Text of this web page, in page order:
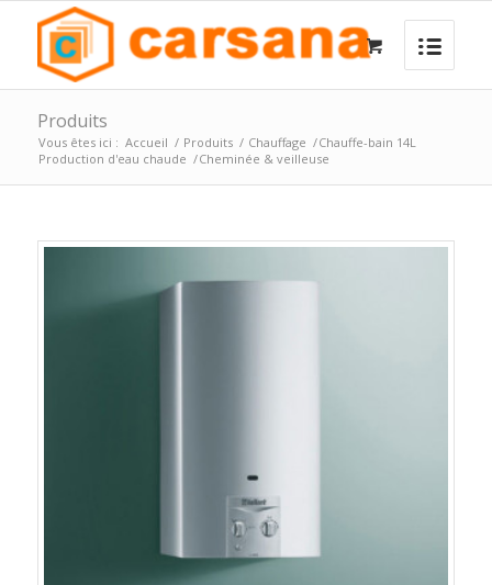
Produits
Vous êtes ici : Accueil / Produits / Chauffage /
Production d'eau chaude /
Chauffe-bain 14L
Cheminée & veilleuse